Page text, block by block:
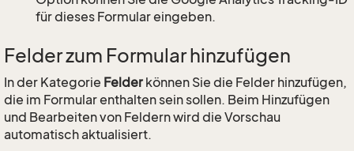
für dieses Formular eingeben.
Felder zum Formular hinzufügen
In der Kategorie Felder können Sie die Felder hinzufügen,
die im Formular enthalten sein sollen. Beim Hinzufügen
und Bearbeiten von Feldern wird die Vorschau
automatisch aktualisiert.